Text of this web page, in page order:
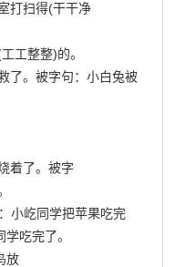
打扫得(干干净
工整整)的。
了。被字句：小白兔被
着了。被字
小屹同学把苹果吃完
吃完了。
放